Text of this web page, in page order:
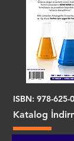
ISBN: 978-625-
Katalog